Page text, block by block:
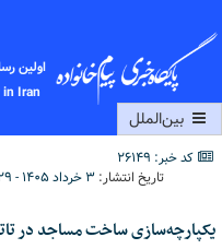
اولین
Iran
بین‌الملل
کد خبر: 26149
تاریخ انتشار:۳ خرداد ۱۴۰۵ - ۱۲:۲۹
یکپارچه‌سازی ساخت مساجد در